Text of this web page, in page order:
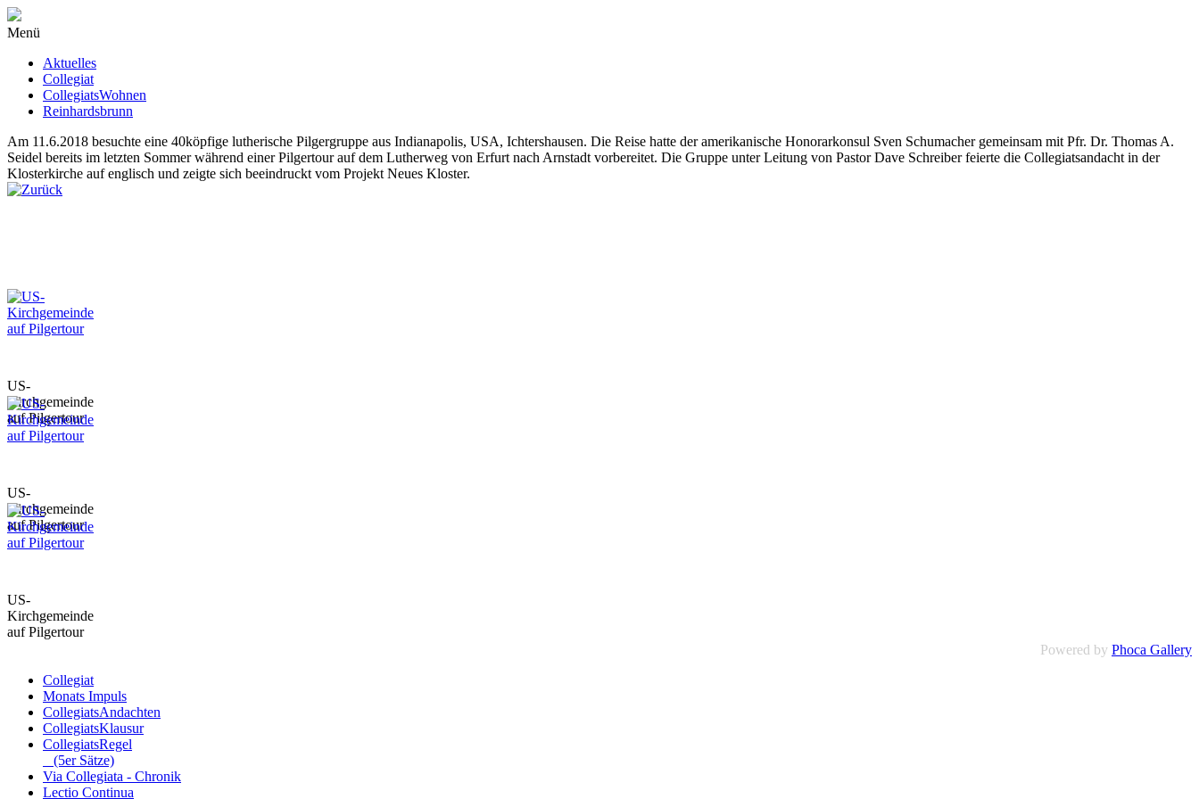
Menü
Aktuelles
Collegiat
CollegiatsWohnen
Reinhardsbrunn
Am 11.6.2018 besuchte eine 40köpfige lutherische Pilgergruppe aus Indianapolis, USA, Ichtershausen. Die Reise hatte der amerikanische Honorarkonsul Sven Schumacher gemeinsam mit Pfr. Dr. Thomas A.
Seidel bereits im letzten Sommer während einer Pilgertour auf dem Lutherweg von Erfurt nach Arnstadt vorbereitet. Die Gruppe unter Leitung von Pastor Dave Schreiber feierte die Collegiatsandacht in der
Klosterkirche auf englisch und zeigte sich beeindruckt vom Projekt Neues Kloster.
US-
Kirchgemeinde
auf Pilgertour
US-
Kirchgemeinde
auf Pilgertour
US-
Kirchgemeinde
auf Pilgertour
Powered by Phoca Gallery
Collegiat
Monats Impuls
CollegiatsAndachten
CollegiatsKlausur
CollegiatsRegel
(5er Sätze)
Via Collegiata - Chronik
Lectio Continua